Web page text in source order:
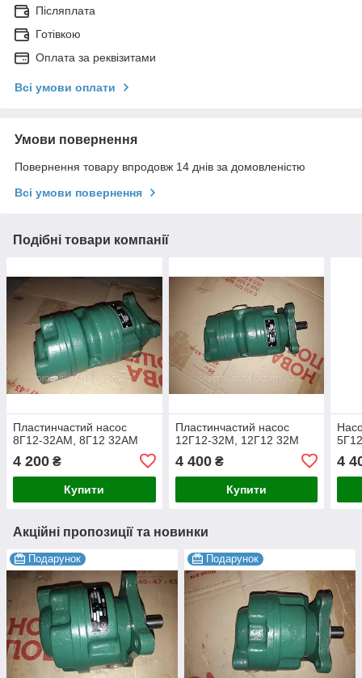
Післяплата
Готівкою
Оплата за реквізитами
Всі умови оплати
Умови повернення
Повернення товару впродовж 14 днів за домовленістю
Всі умови повернення
Подібні товари компанії
Пластинчастий насос
8Г12-32АМ, 8Г12 32АМ
4 200 ₴
Купити
Пластинчастий насос
12Г12-32М, 12Г12 32М
4 400₴
Купити
4
Акційні пропозиції та новинки
Подарунок Подарунок